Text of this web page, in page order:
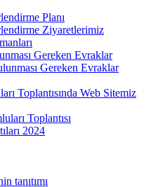
Planı
Ziyaretlerimiz
Gereken Evraklar
Gereken Evraklar
Toplantısında Web Sitemiz
Toplantısı
2024
tanıtımı